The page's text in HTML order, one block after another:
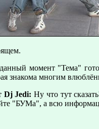
момент "Тема"
знакома многим
Dj Jedi: Ну что тут
"БУМа", а всю